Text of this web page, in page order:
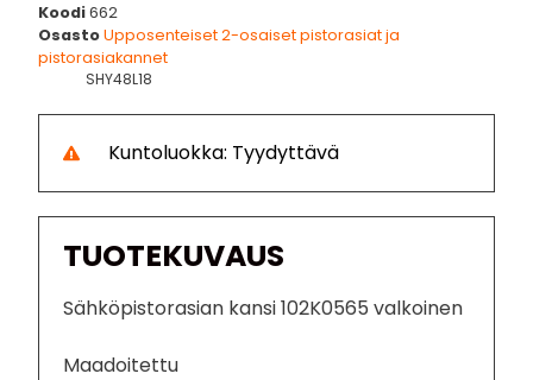
Koodi662
OsastoUpposenteiset 2-osaiset pistorasiat ja
pistorasiakannet
SHY48L18
Kuntoluokka: Tyydyttävä
TUOTEKUVAUS
Sähköpistorasian kansi 102K0565 valkoinen
Maadoitettu